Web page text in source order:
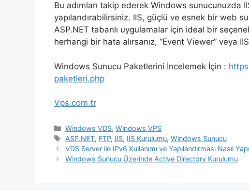
Bu adımları takip ederek Windows sunucunuzda
yapılandırabilirsiniz. IIS, güçlü ve esnek bir web
ASP.NET tabanlı uygulamalar için ideal bir
herhangi bir hata alırsanız, “Event Viewer” veya
Windows Sunucu Paketlerini İncelemek İçin :
paketleri.php
Vps.com.tr
Kategoriler
Windows VDS,Windows VPS
Etiketler
ASP.NET, FTP, IIS, IIS Kurulumu,Windows Sunucu
VDS Server ile IPv6 Kullanımı ve Yapılandırması Nasıl
Windows Sunucu Üzerinde Active Directory Kurulumu